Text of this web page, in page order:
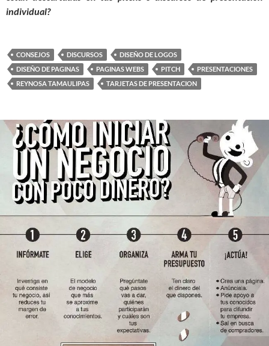
individual?
CONSEJOS DISCURSOS
DISEÑO DE LOGOS
DISEÑO DE PAGINAS
PAGINAS WEBS PITCH
PRESENTACIONES
REYNOSA TAMAULIPAS
TARJETAS DE PRESENTACION